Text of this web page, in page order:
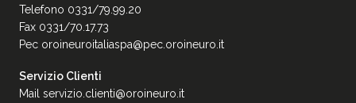
Telefono 0331/79.99.20
Fax 0331/70.17.73
Pec oroineuroitaliaspa@pec.oroineuro.it
Servizio Clienti
Mail servizio.clienti@oroineuro.it